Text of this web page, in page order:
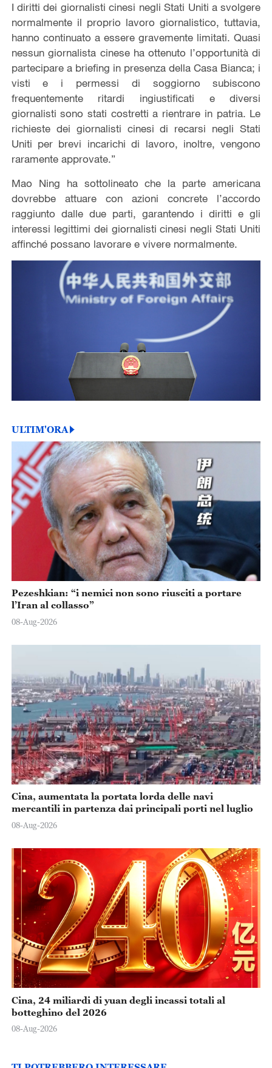
I diritti dei giornalisti cinesi negli Stati Uniti a svolgere
normalmente il proprio lavoro giornalistico, tuttavia,
hanno continuato a essere gravemente limitati. Quasi
nessun giornalista cinese ha ottenuto l’opportunità di
partecipare a briefing in presenza della Casa Bianca; i
visti e i permessi di soggiorno subiscono
frequentemente ritardi ingiustificati e diversi
giornalisti sono stati costretti a rientrare in patria. Le
richieste dei giornalisti cinesi di recarsi negli Stati
Uniti per brevi incarichi di lavoro, inoltre, vengono
raramente approvate.”
Mao Ning ha sottolineato che la parte americana
dovrebbe attuare con azioni concrete l’accordo
raggiunto dalle due parti, garantendo i diritti e gli
interessi legittimi dei giornalisti cinesi negli Stati Uniti
affinché possano lavorare e vivere normalmente.
ULTIM'ORA
Pezeshkian: “i nemici non sono riusciti a portare
l’Iran al collasso”
08-Aug-2026
Cina, aumentata la portata lorda delle navi
mercantili in partenza dai principali porti nel luglio
08-Aug-2026
Cina, 24 miliardi di yuan degli incassi totali al
botteghino del 2026
08-Aug-2026